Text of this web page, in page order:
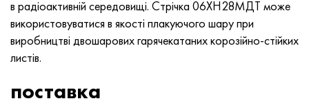
в радіоактивній середовищі. Стрічка 06ХН28МДТ може
використовуватися в якості плакуючого шару при
виробництві двошарових гарячекатаних корозійно-стійких
листів.
поставка